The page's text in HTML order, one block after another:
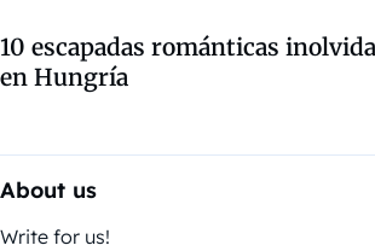
10 escapadas románticas
en Hungría
About us
Write for us!